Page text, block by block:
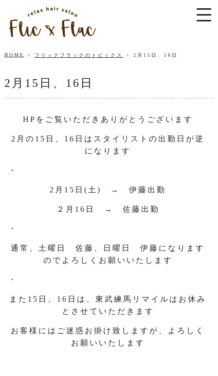
HOME フリックフラックのトピックス 2月15日、16日
2月15日、16日
HPをご覧いただきありがとうございます
2月の15日、16日はスタイリストの出勤日が逆
になります
・
2月15日(土) → 伊藤出勤
２月16日 → 佐藤出勤
・
通常、土曜日 佐藤、日曜日 伊藤になります
のでよろしくお願いいたします
・
また15日、16日は、東武練馬リマイルはお休み
とさせていただきます
お客様にはご迷惑お掛け致しますが、よろしく
お願いいたします